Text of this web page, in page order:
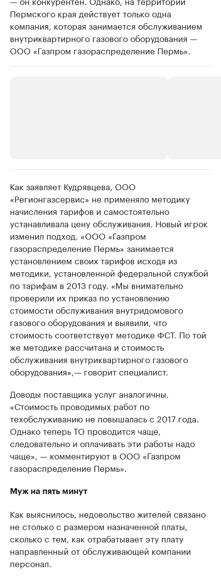
Пермского края действует только одна
компания, которая занимается обслуживанием
внутриквартирного газового оборудования —
ООО «Газпром газораспределение Пермь»​.
Крупнейшие производители и
продавцы медийной продукции
Ознакомьтесь с информацией в каталоге
Страховые
Посмотрите в
Как заявляет Кудрявцева, ООО
«Регионгазсервис» не применяло методику
начисления тарифов и самостоятельно
устанавливала цену обслуживания. Новый игрок
изменил подход. «ООО «Газпром
газораспределение Пермь» занимается
установлением своих тарифов исходя из
методики, установленной федеральной службой
по тарифам в 2013 году. «Мы внимательно
проверили их приказ по установлению
стоимости обслуживания внутридомового
газового оборудования и выявили, что
стоимость соответствует методике ФСТ. По той
же методике рассчитана и стоимость
обслуживания внутриквартирного газового
оборудования»,— говорит специалист.
Доводы поставщика услуг аналогичны.
«Стоимость проводимых работ по
техобслуживанию не повышалась с 2017 года.
Однако теперь ТО проводится чаще,
следовательно и оплачивать эти работы надо
чаще», — комментируют в ООО «Газпром
газораспределение Пермь».
Муж на пять минут
Как выяснилось, недовольство жителей связано
не столько с размером назначенной платы,
сколько с тем, как отрабатывает эту плату
направленный от обслуживающей компании
персонал.